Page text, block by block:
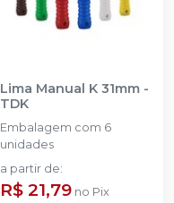
Lima Manual K 31mm -
TDK
Embalagem com 6
unidades
a partir de:
R$ 21,79 no Pix